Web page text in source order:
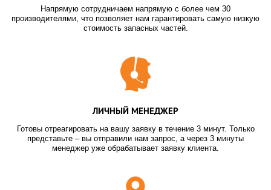
Напрямую сотрудничаем напрямую с более чем 30
производителями, что позволяет нам гарантировать самую низкую
стоимость запасных частей.
ЛИЧНЫЙ МЕНЕДЖЕР
Готовы отреагировать на вашу заявку в течение 3 минут. Только
представьте – вы отправили нам запрос, а через 3 минуты
менеджер уже обрабатывает заявку клиента.